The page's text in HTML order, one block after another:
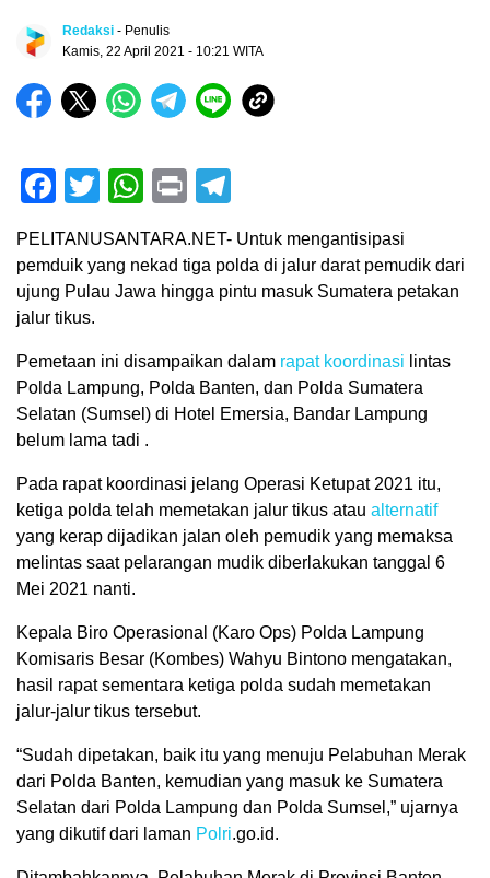
Redaksi - Penulis
Kamis, 22 April 2021 - 10:21 WITA
Facebook
TwitterWhatsApp
Print
PELITANUSANTARA.NET- Untuk mengantisipasi
pemduik yang nekad tiga polda di jalur darat pemudik dari
ujung Pulau Jawa hingga pintu masuk Sumatera petakan
jalur tikus.
Pemetaan ini disampaikan dalam rapat koordinasi lintas
Polda Lampung, Polda Banten, dan Polda Sumatera
Selatan (Sumsel) di Hotel Emersia, Bandar Lampung
belum lama tadi .
Pada rapat koordinasi jelang Operasi Ketupat 2021 itu,
ketiga polda telah memetakan jalur tikus atau alternatif
yang kerap dijadikan jalan oleh pemudik yang memaksa
melintas saat pelarangan mudik diberlakukan tanggal 6
Mei 2021 nanti.
Kepala Biro Operasional (Karo Ops) Polda Lampung
Komisaris Besar (Kombes) Wahyu Bintono mengatakan,
hasil rapat sementara ketiga polda sudah memetakan
jalur-jalur tikus tersebut.
“Sudah dipetakan, baik itu yang menuju Pelabuhan Merak
dari Polda Banten, kemudian yang masuk ke Sumatera
Selatan dari Polda Lampung dan Polda Sumsel,” ujarnya
yang dikutif dari laman Polri.go.id.